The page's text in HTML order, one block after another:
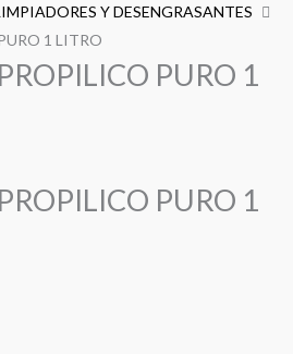
Y DESENGRASANTES
1 LITRO
PURO 1
PURO 1